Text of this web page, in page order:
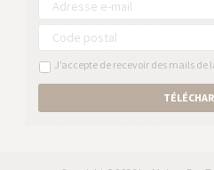
J’accepte de recevoir des mails de